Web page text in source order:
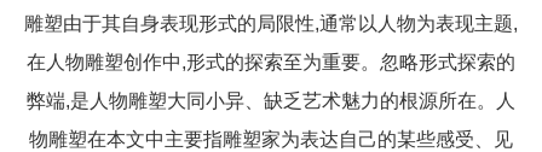
雕塑由于其自身表现形式的局限性,通常以人物为表现主题,
在人物雕塑创作中,形式的探索至为重要。忽略形式探索的
弊端,是人物雕塑大同小异、缺乏艺术魅力的根源所在。人
物雕塑在本文中主要指雕塑家为表达自己的某些感受、见